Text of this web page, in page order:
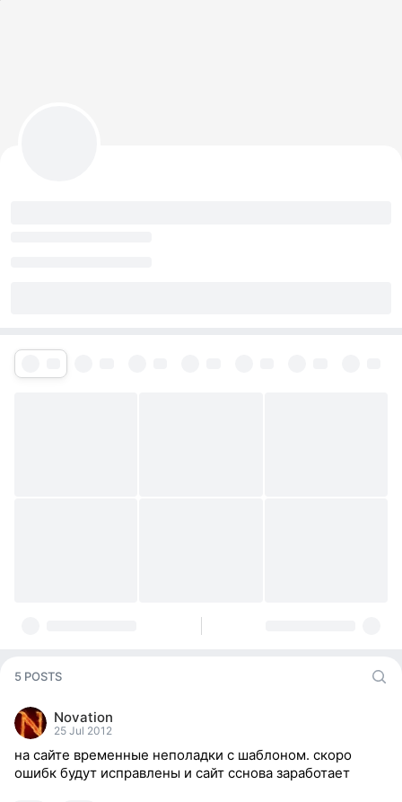
5 POSTS
Novation
25 Jul 2012
на сайте временные неполадки с шаблоном. скоро
ошибк будут исправлены и сайт сснова заработает